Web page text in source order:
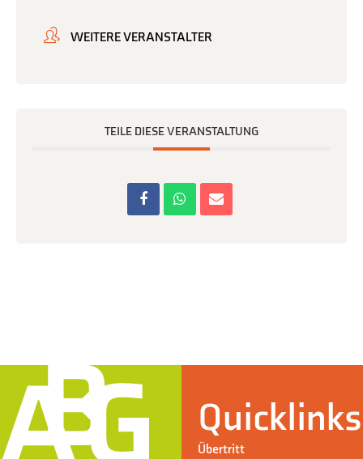
WEITERE VERANSTALTER
TEILE DIESE VERANSTALTUNG
Quicklinks
Übertritt